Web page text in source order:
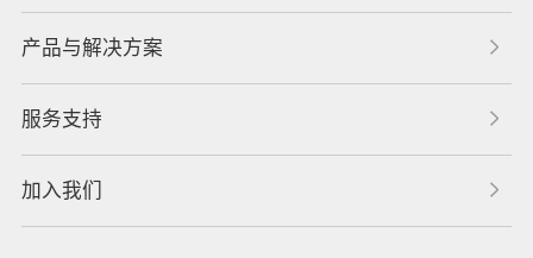
产品与解决方案
服务支持
加入我们